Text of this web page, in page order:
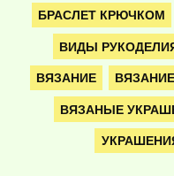
БРАСЛЕТ КРЮЧКОМ
ВИДЫ
ВЯЗАНИЕ
ВЯЗАНЫЕ